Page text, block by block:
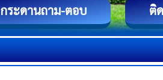
กระดานถาม-ตอบ ติ